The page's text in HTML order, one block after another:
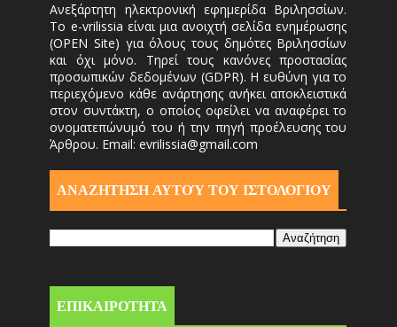
Ανεξάρτητη ηλεκτρονική εφημερίδα Βριλησσίων.
Το e-vrilissia είναι μια ανοιχτή σελίδα ενημέρωσης
(OPEN Site) για όλους τους δημότες Βριλησσίων
και όχι μόνο. Τηρεί τους κανόνες προστασίας
προσωπικών δεδομένων (GDPR). Η ευθύνη για το
περιεχόμενο κάθε ανάρτησης ανήκει αποκλειστικά
στον συντάκτη, ο οποίος οφείλει να αναφέρει το
ονοματεπώνυμό του ή την πηγή προέλευσης του
Άρθρου. Email: evrilissia@gmail.com
ΑΝΑΖΗΤΗΣΗ ΑΥΤΟΎ ΤΟΥ ΙΣΤΟΛΟΓΙΟΥ
ΕΠΙΚΑΙΡΟΤΗΤΑ